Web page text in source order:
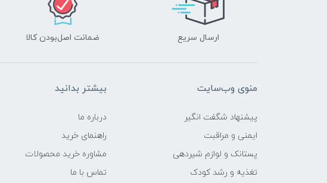
ارسال سریع ضمانت اصل‌بودن کالا
منوی وب‌سایت
پیشنهاد شگفت انگیر
ایمنی و مراقبت
پستانک و لوازم شیردهی
تغذیه و رشد کودک
بیشتر بدانید
درباره ما
راهنمای خرید
مشاوره خرید محصولات
تماس با ما